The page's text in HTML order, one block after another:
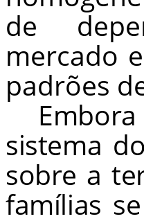
de
mercado
padrões
sistema
sobre a
famílias